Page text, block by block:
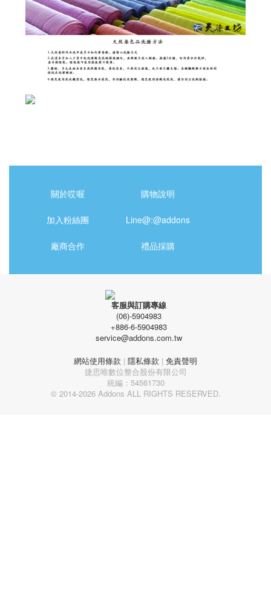
關於哎喔 購物說明
加入粉絲團 Line@:@addons
廠商合作 禮品採購
客服與訂購專線
(06)-5904983
+886-6-5904983
service@addons.com.tw
網站使用條款 | 隱私條款 | 免責聲明
捷思唯數位整合股份有限公司
統編：54561730
© 2014-2026 Addons ALL RIGHTS RESERVED.